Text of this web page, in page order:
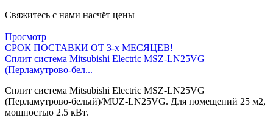
Свяжитесь с нами насчёт цены
Просмотр
СРОК ПОСТАВКИ ОТ 3-х МЕСЯЦЕВ!
Сплит система Mitsubishi Electric MSZ-LN25VG
(Перламутрово-бел...
Сплит система Mitsubishi Electric MSZ-LN25VG
(Перламутрово-белый)/MUZ-LN25VG. Для помещений 25 м2,
мощностью 2.5 кВт.